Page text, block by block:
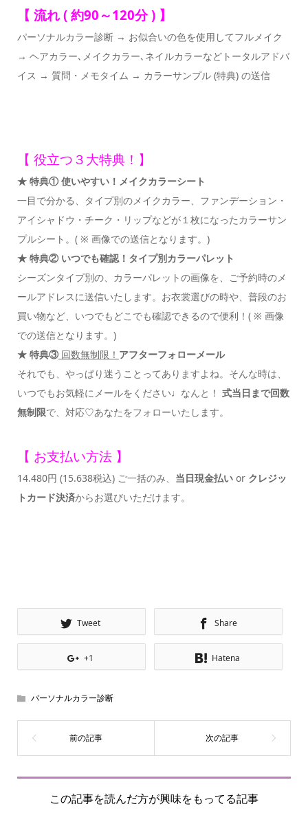
【 流れ ( 約90～120分 ) 】
パーソナルカラー診断 → お似合いの色を使用してフルメイク
→ ヘアカラー､メイクカラー､ネイルカラーなどトータルアドバ
イス → 質問・メモタイム → カラーサンプル (特典) の送信
【 役立つ３大特典！】
★ 特典① 使いやすい！メイクカラーシート
一目で分かる、タイプ別のメイクカラー、ファンデーション・
アイシャドウ・チーク・リップなどが１枚になったカラーサン
プルシート。( ※ 画像での送信となります。)
★ 特典② いつでも確認！タイプ別カラーパレット
シーズンタイプ別の、カラーパレットの画像を、ご予約時のメ
ールアドレスに送信いたします。お衣裳選びの時や、普段のお
買い物など、いつでもどこでも確認できるので便利！( ※ 画像
での送信となります。)
★ 特典③回数無制限！ アフターフォローメール
それでも、やっぱり迷うことってありますよね。そんな時は、
いつでもお気軽にメールをください♩なんと！ 式当日まで回数
無制限で、対応♡あなたをフォローいたします。
【 お支払い方法 】
14.480円 (15.638税込) ご一括のみ、 当日現金払いor クレジッ
トカード決済からお選びいただけます。
Tweet Share
+1 Hatena
パーソナルカラー診断
この記事を読んだ方が興味をもってる記事